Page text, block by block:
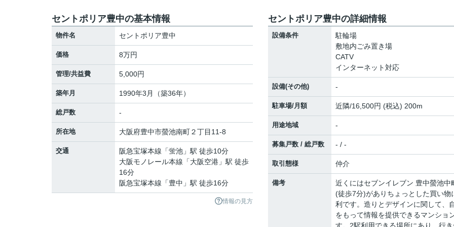
セントポリア豊中の基本情報
物件名 セントポリア豊中
価格 8万円
管理/共益費 5,000円
築年月 1990年3月（築36年）
総戸数 -
所在地 大阪府豊中市螢池南町２丁目11-8
交通 阪急宝塚本線 「蛍池 」駅 徒歩10分
大阪モノレール本線 「大阪空港 」駅 徒歩
16分
阪急宝塚本線 「豊中 」駅 徒歩16分
情報の見方
セントポリア豊中の詳細情報
設備条件
駐輪場
敷地内ごみ置き場
CATV
インターネット対応
設備(その他) -
駐車場/月額 近隣/16,500円 (税込) 200m
用途地域 -
募集戸数 / 総戸数 - / -
取引態様 仲介
備考
近くにはセブンイレブン 豊中螢池中
(徒歩7分)がありちょっとした買い物
利です。造りとデザインに関して、
をもって情報を提供できるマンショ